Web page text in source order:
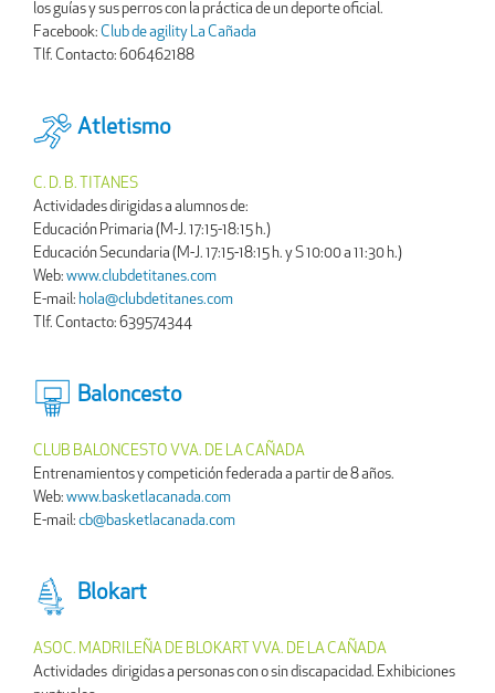
los guías y sus perros con la práctica de un deporte oficial.
Facebook: Club de agility La Cañada
Tlf. Contacto: 606462188
Atletismo
C. D. B. TITANES
Actividades dirigidas a alumnos de:
Educación Primaria (M-J. 17:15-18:15 h.)
Educación Secundaria (M-J. 17:15-18:15 h. y S 10:00 a 11:30 h.)
Web: www.clubdetitanes.com
E-mail: hola@clubdetitanes.com
Tlf. Contacto: 639574344
Baloncesto
CLUB BALONCESTO VVA. DE LA CAÑADA
Entrenamientos y competición federada a partir de 8 años.
Web: www.basketlacanada.com
E-mail: cb@basketlacanada.com
Blokart
ASOC. MADRILEÑA DE BLOKART VVA. DE LA CAÑADA
Actividades dirigidas a personas con o sin discapacidad. Exhibiciones